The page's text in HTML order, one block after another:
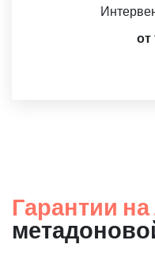
от
Гарантии